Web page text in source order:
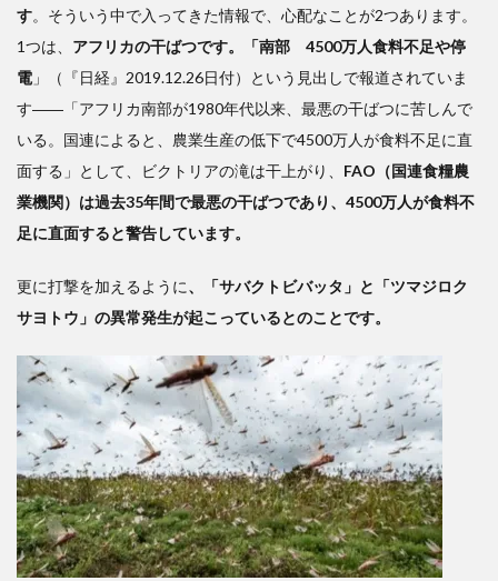
す。そういう中で入ってきた情報で、心配なことが2つあります。
1つは、 アフリカの干ばつです。「南部 4500万人食料不足や停
電 」（『日経』2019.12.26日付）という見出しで報道されていま
す――「アフリカ南部が1980年代以来、最悪の干ばつに苦しんで
いる。国連によると、農業生産の低下で4500万人が食料不足に直
面する」として、ビクトリアの滝は干上がり、 FAO（国連食糧農
業機関）は過去35年間で最悪の干ばつであり、4500万人が食料不
足に直面すると警告しています。
更に打撃を加えるように、「サバクトビバッタ」と「ツマジロク
サヨトウ」の異常発生が起こっているとのことです。